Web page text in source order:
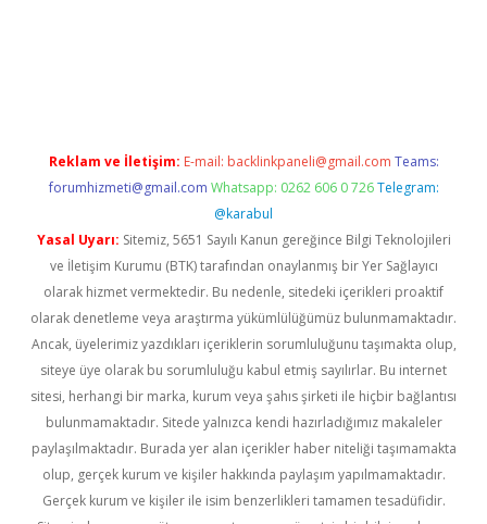
Reklam ve İletişim: E-mail: backlinkpaneli@gmail.com Teams:
forumhizmeti@gmail.com Whatsapp: 0262 606 0 726 Telegram:
@karabul
Yasal Uyarı: Sitemiz, 5651 Sayılı Kanun gereğince Bilgi Teknolojileri
ve İletişim Kurumu (BTK) tarafından onaylanmış bir Yer Sağlayıcı
olarak hizmet vermektedir. Bu nedenle, sitedeki içerikleri proaktif
olarak denetleme veya araştırma yükümlülüğümüz bulunmamaktadır.
Ancak, üyelerimiz yazdıkları içeriklerin sorumluluğunu taşımakta olup,
siteye üye olarak bu sorumluluğu kabul etmiş sayılırlar. Bu internet
sitesi, herhangi bir marka, kurum veya şahıs şirketi ile hiçbir bağlantısı
bulunmamaktadır. Sitede yalnızca kendi hazırladığımız makaleler
paylaşılmaktadır. Burada yer alan içerikler haber niteliği taşımamakta
olup, gerçek kurum ve kişiler hakkında paylaşım yapılmamaktadır.
Gerçek kurum ve kişiler ile isim benzerlikleri tamamen tesadüfidir.